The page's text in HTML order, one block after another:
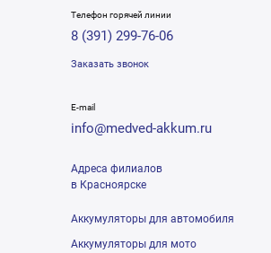
Телефон горячей линии
8 (391) 299-76-06
Заказать звонок
E-mail
info@medved-akkum.ru
Адреса филиалов
в Красноярске
Аккумуляторы для автомобиля
Аккумуляторы для мото